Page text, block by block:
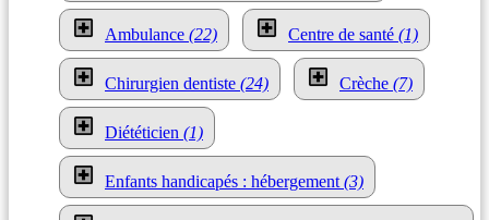
Ambulance (22) Centre de santé (1)
Chirurgien dentiste (24) Crèche (7)
Diététicien (1)
Enfants handicapés : hébergement (3)